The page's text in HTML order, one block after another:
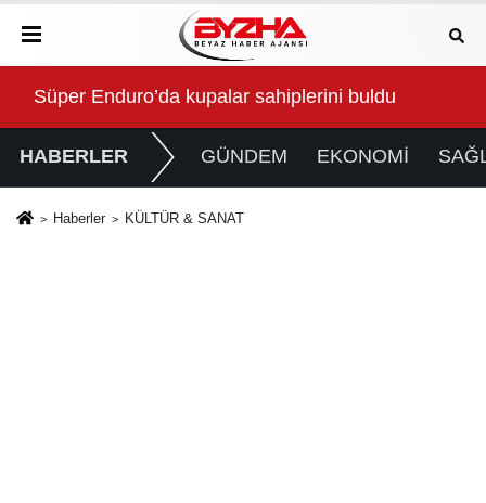
Anne Şehir yaz akşamlarında “Arabesk” rüzgârı esti
HABERLER GÜNDEM EKONOMİ
Haberler KÜLTÜR & SANAT